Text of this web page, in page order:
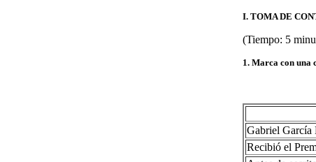
I. TOMA DE
(Tiempo: 5
1. Marca con una
Gabriel García
Recibió el